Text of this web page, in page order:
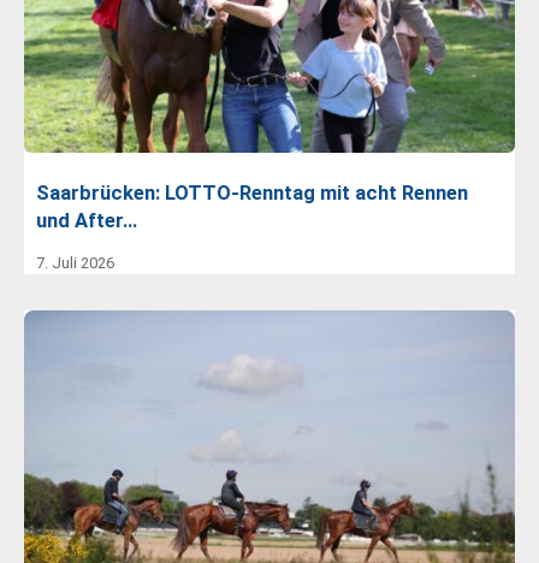
Saarbrücken: LOTTO-Renntag mit acht Rennen
und After…
7. Juli 2026